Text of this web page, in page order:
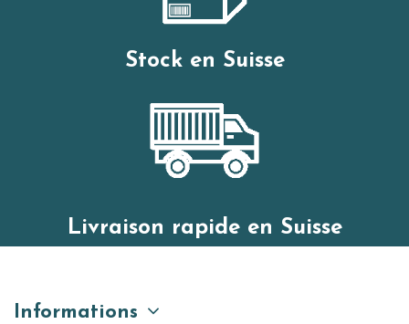
Stock en Suisse
Livraison rapide en Suisse
Informations